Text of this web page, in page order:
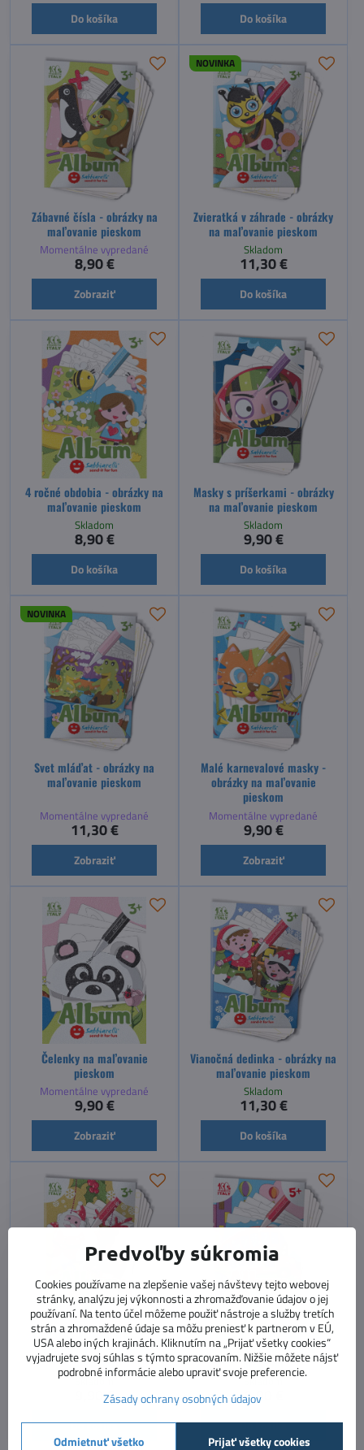
Do košíka Do košíka
Zábavné čísla - obrázky na
maľovanie pieskom
Momentálne vypredané
8,90 €
Zobraziť
NOVINKA
Zvieratká v záhrade - obrázky
na maľovanie pieskom
Skladom
11,30 €
Do košíka
4 ročné obdobia - obrázky na
maľovanie pieskom
Skladom
8,90 €
Do košíka
Masky s príšerkami - obrázky
na maľovanie pieskom
Skladom
9,90 €
Do košíka
NOVINKA
Svet mláďat - obrázky na
maľovanie pieskom
Momentálne vypredané
11,30 €
Zobraziť
Malé karnevalové masky -
obrázky na maľovanie
pieskom
Momentálne vypredané
9,90 €
Zobraziť
Čelenky na maľovanie
pieskom
Momentálne vypredané
9,90 €
Zobraziť
Vianočná dedinka - obrázky na
maľovanie pieskom
Skladom
11,30 €
Do košíka
Vianočné ozdoby pre deti -
obrázky na maľovanie
pieskom
Skladom
9,90 €
Do košíka
Dopravné prostriedky -
obrázky na maľovanie
pieskom
Skladom
8,90 €
Do košíka
Predvoľby súkromia
Cookies používame na zlepšenie vašej návštevy tejto webovej
stránky, analýzu jej výkonnosti a zhromažďovanie údajov o jej
používaní. Na tento účel môžeme použiť nástroje a služby tretích
strán a zhromaždené údaje sa môžu preniesť k partnerom v EÚ,
USA alebo iných krajinách. Kliknutím na „Prijať všetky cookies“
vyjadrujete svoj súhlas s týmto spracovaním. Nižšie môžete nájsť
podrobné informácie alebo upraviť svoje preferencie.
Zásady ochrany osobných údajov
Prijať všetky cookies
Odmietnuť všetko